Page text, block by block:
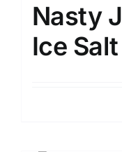
Nasty
Ice